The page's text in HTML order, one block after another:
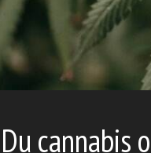
Du cannabis